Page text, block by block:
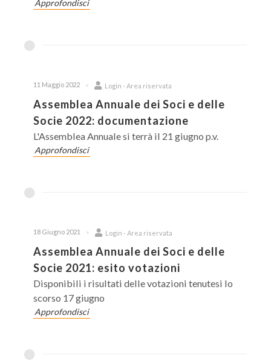
Approfondisci
11 Maggio 2022 Login - Area riservata
Assemblea Annuale dei Soci e delle
Socie 2022: documentazione
L'Assemblea Annuale si terrà il 21 giugno p.v.
Approfondisci
18 Giugno 2021 Login - Area riservata
Assemblea Annuale dei Soci e delle
Socie 2021: esito votazioni
Disponibili i risultati delle votazioni tenutesi lo
scorso 17 giugno
Approfondisci